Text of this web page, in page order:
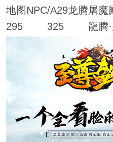
地图NPC/A29
295 325 龍腾·